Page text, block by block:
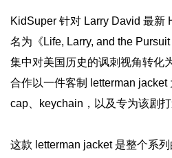
KidSuper 针对 Larry David 最新
名为《Life, Larry, and the
集中对美国历史的讽刺视角转化
合作以一件客制 letterman jacket
cap、keychain，以及专为该剧打
这款 letterman jacket 是整个系